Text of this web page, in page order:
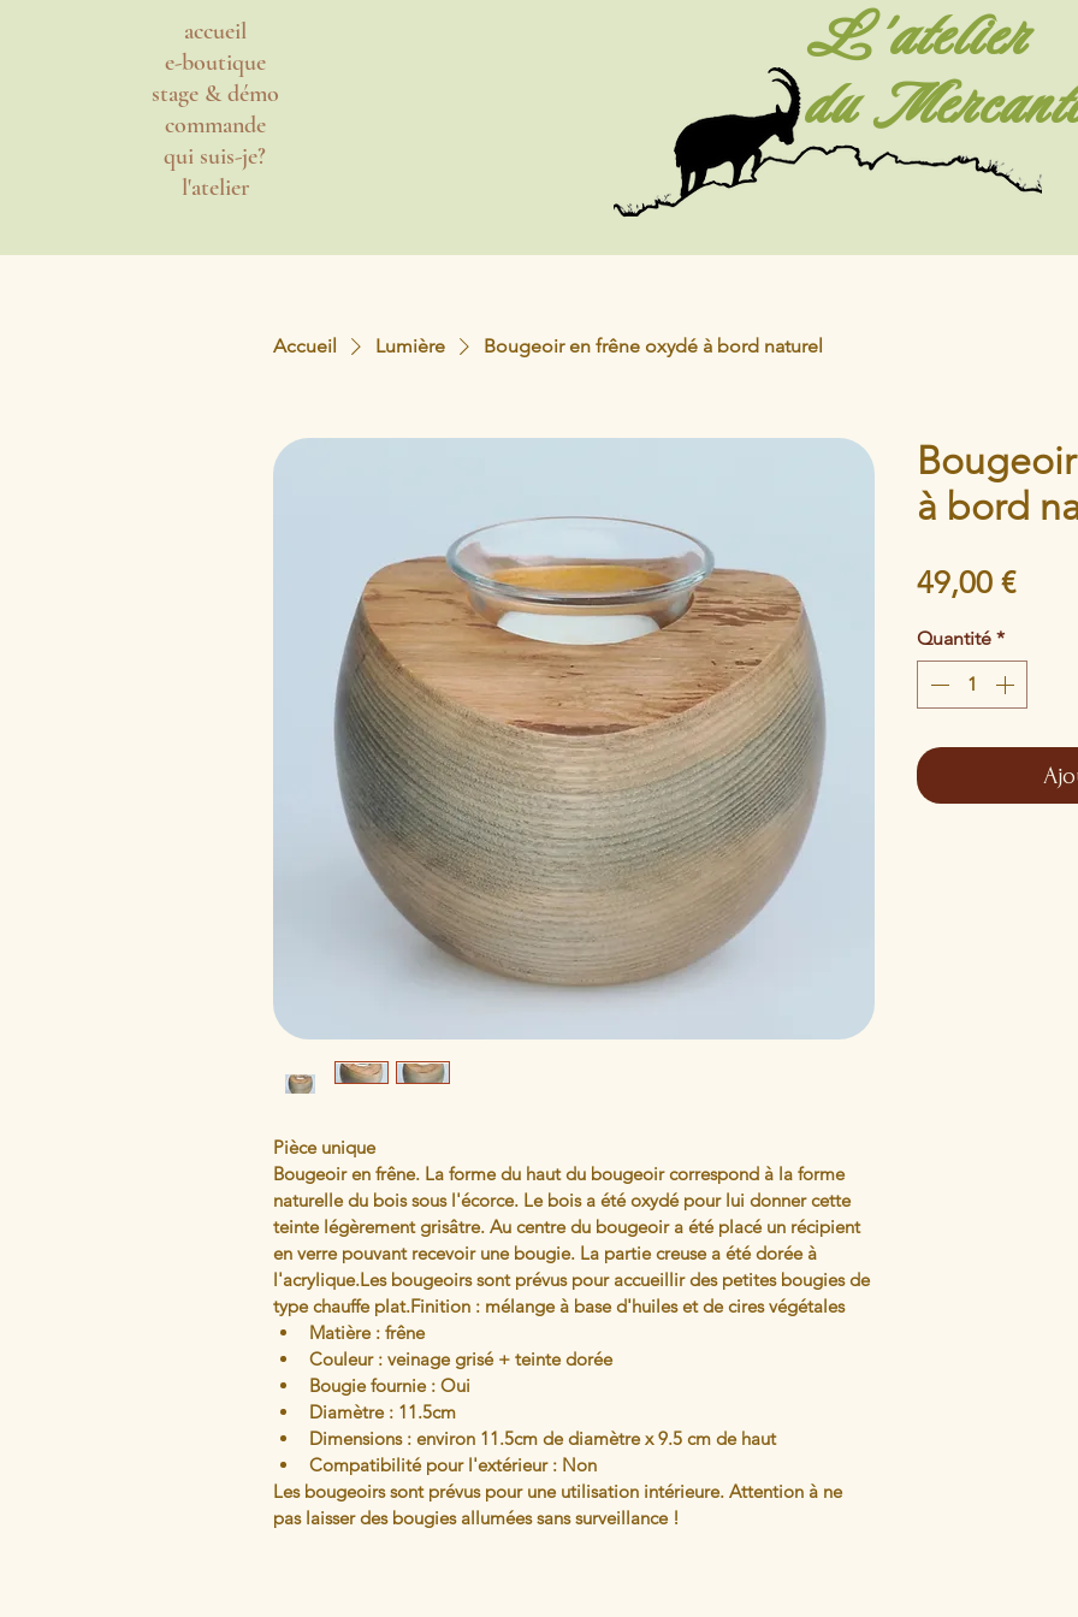
accueil
e-boutique
stage & démo
commande
qui suis-je?
l'atelier
L'atelier
du
Accueil Lumière Bougeoir en frêne oxydé à bord naturel
Pièce unique
Bougeoir en frêne. La forme du haut du bougeoir correspond à la forme
naturelle du bois sous l'écorce. Le bois a été oxydé pour lui donner cette
teinte légèrement grisâtre. Au centre du bougeoir a été placé un récipient
en verre pouvant recevoir une bougie. La partie creuse a été dorée à
l'acrylique.Les bougeoirs sont prévus pour accueillir des petites bougies de
type chauffe plat.Finition : mélange à base d'huiles et de cires végétales
Matière : frêne
Couleur : veinage grisé + teinte dorée
Bougie fournie : Oui
Diamètre : 11.5cm
Dimensions : environ 11.5cm de diamètre x 9.5 cm de haut
Compatibilité pour l'extérieur : Non
Les bougeoirs sont prévus pour une utilisation intérieure. Attention à ne
pas laisser des bougies allumées sans surveillance !
à bord
49,00 €Prix
Quantité *